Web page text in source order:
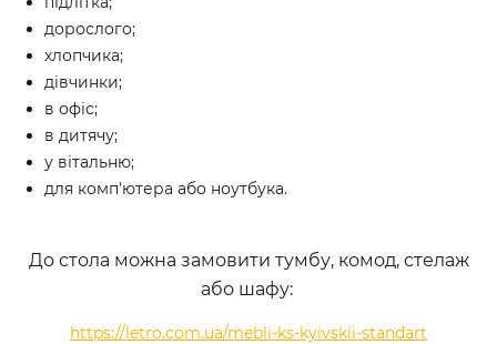
дорослого;
хлопчика;
дівчинки;
в офіс;
в дитячу;
у вітальню;
для комп'ютера або ноутбука.
До стола можна замовити тумбу, комод, стелаж
або шафу:
https://letro.com.ua/mebli-ks-kyivskii-standart